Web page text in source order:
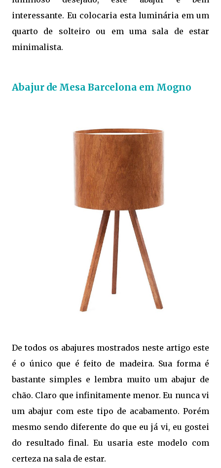
interessante. Eu colocaria esta luminária em um
quarto de solteiro ou em uma sala de estar
minimalista.
Abajur de Mesa Barcelona em Mogno
De todos os abajures mostrados neste artigo este
é o único que é feito de madeira. Sua forma é
bastante simples e lembra muito um abajur de
chão. Claro que infinitamente menor. Eu nunca vi
um abajur com este tipo de acabamento. Porém
mesmo sendo diferente do que eu já vi, eu gostei
do resultado final. Eu usaria este modelo com
certeza na sala de estar.